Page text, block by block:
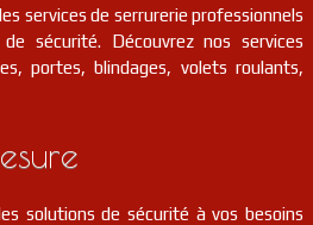
services de serrurerie professionnels
sécurité. Découvrez nos services
portes, blindages, volets roulants,
solutions de sécurité à vos besoins